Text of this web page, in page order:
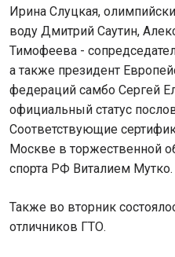
Ирина Слуцкая,
воду Дмитрий Саутин,
Тимофеева -
а также президент
федераций самбо Сергей
официальный статус
Соответствующие
Москве в торжественной
спорта РФ Виталием Мутко.
Также во вторник
отличников ГТО.